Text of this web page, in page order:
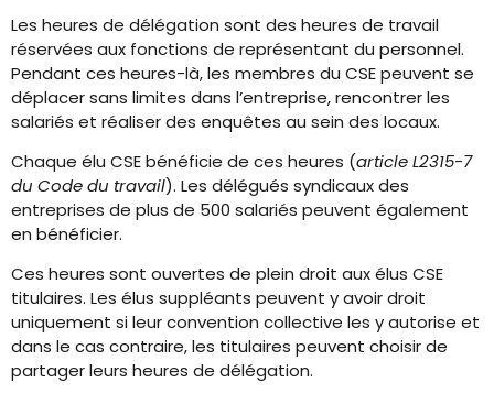
Les heures de délégation sont des heures de travail
réservées aux fonctions de représentant du personnel.
Pendant ces heures-là, les membres du CSE peuvent se
déplacer sans limites dans l’entreprise, rencontrer les
salariés et réaliser des enquêtes au sein des locaux.
Chaque élu CSE bénéficie de ces heures (article L2315-7
du Code du travail). Les délégués syndicaux des
entreprises de plus de 500 salariés peuvent également
en bénéficier.
Ces heures sont ouvertes de plein droit aux élus CSE
titulaires. Les élus suppléants peuvent y avoir droit
uniquement si leur convention collective les y autorise et
dans le cas contraire, les titulaires peuvent choisir de
partager leurs heures de délégation.